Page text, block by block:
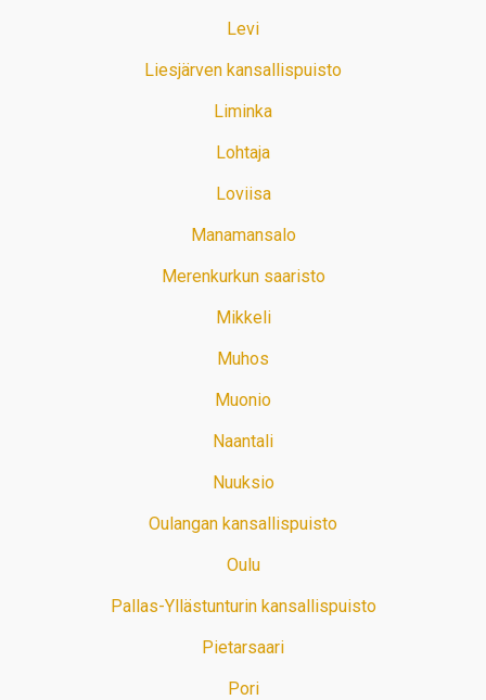
Levi
Liesjärven kansallispuisto
Liminka
Lohtaja
Loviisa
Manamansalo
Merenkurkun saaristo
Mikkeli
Muhos
Muonio
Naantali
Nuuksio
Oulangan kansallispuisto
Oulu
Pallas-Yllästunturin kansallispuisto
Pietarsaari
Pori